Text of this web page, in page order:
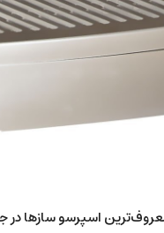
اسپرسو سازها